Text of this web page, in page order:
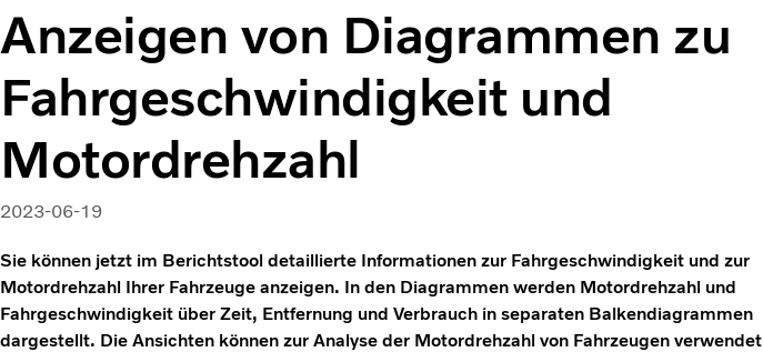
Anzeigen von Diagrammen zu
Fahrgeschwindigkeit und
Motordrehzahl
2023-06-19
Sie können jetzt im Berichtstool detaillierte Informationen zur Fahrgeschwindigkeit und zur
Motordrehzahl Ihrer Fahrzeuge anzeigen. In den Diagrammen werden Motordrehzahl und
Fahrgeschwindigkeit über Zeit, Entfernung und Verbrauch in separaten Balkendiagrammen
dargestellt. Die Ansichten können zur Analyse der Motordrehzahl von Fahrzeugen verwendet